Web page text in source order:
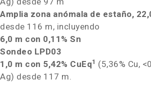
Amplia zona anómala de estaño,
desde 116 m, incluyendo
6,0 m con 0,11% Sn
Sondeo LPD03
1,0 m con 5,42% CuEq1 (5,36% Cu,
Ag) desde 117 m.